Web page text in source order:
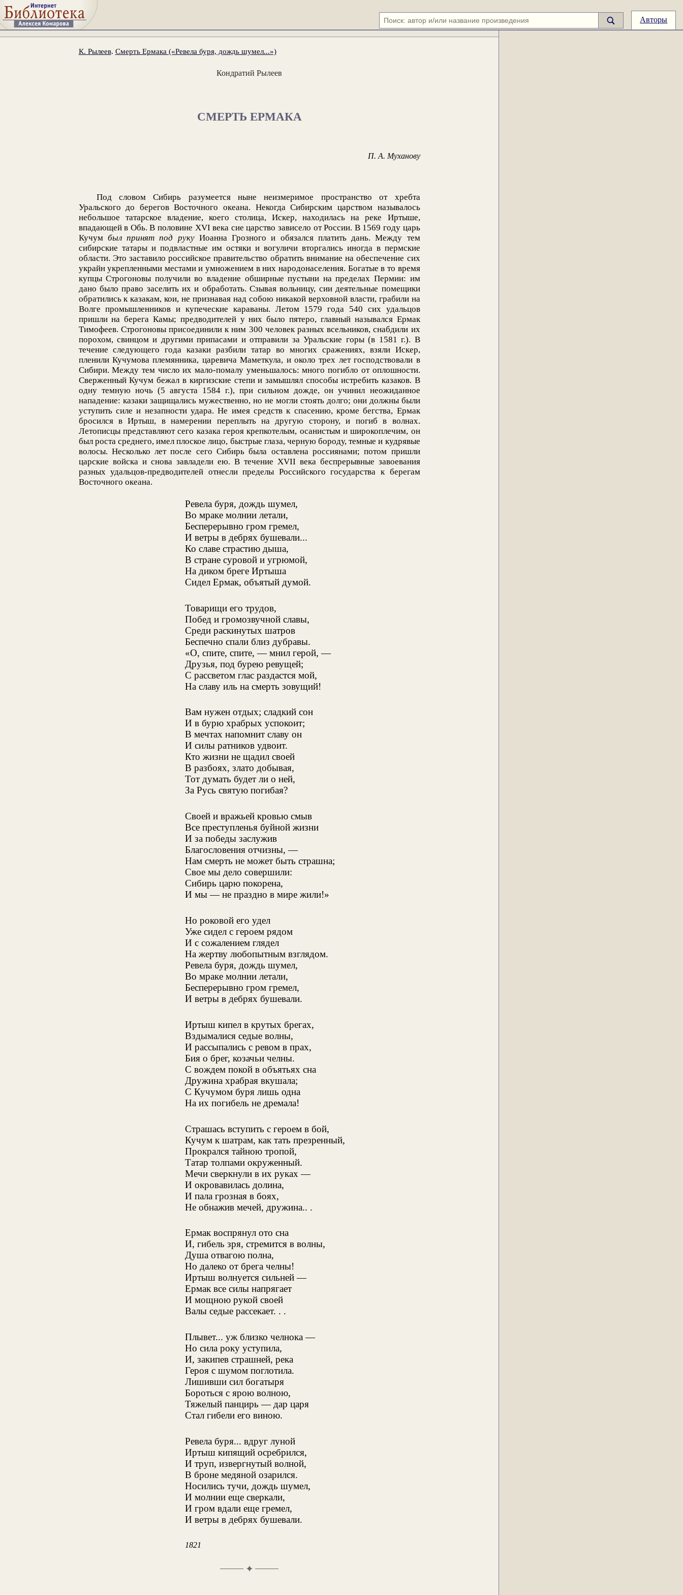
Авторы
К. Рылеев. Смерть Ермака («Ревела буря, дождь шумел...»)
Кондратий Рылеев
СМЕРТЬ ЕРМАКА
П. А. Муханову
Под словом Сибирь разумеется ныне неизмеримое пространство от хребта
Уральского до берегов Восточного океана. Некогда Сибирским царством называлось
небольшое татарское владение, коего столица, Искер, находилась на реке Иртыше,
впадающей в Обь. В половине XVI века сие царство зависело от России. В 1569 году царь
Кучум был принят под рукуИоанна Грозного и обязался платить дань. Между тем
сибирские татары и подвластные им остяки и вогуличи вторгались иногда в пермские
области. Это заставило российское правительство обратить внимание на обеспечение сих
украйн укрепленными местами и умножением в них народонаселения. Богатые в то время
купцы Строгоновы получили во владение обширные пустыни на пределах Пермии: им
дано было право заселить их и обработать. Сзывая вольницу, сии деятельные помещики
обратились к казакам, кои, не признавая над собою никакой верховной власти, грабили на
Волге промышленников и купеческие караваны. Летом 1579 года 540 сих удальцов
пришли на берега Камы; предводителей у них было пятеро, главный назывался Ермак
Тимофеев. Строгоновы присоединили к ним 300 человек разных всельников, снабдили их
порохом, свинцом и другими припасами и отправили за Уральские горы (в 1581 г.). В
течение следующего года казаки разбили татар во многих сражениях, взяли Искер,
пленили Кучумова племянника, царевича Маметкула, и около трех лет господствовали в
Сибири. Между тем число их мало-помалу уменьшалось: много погибло от оплошности.
Сверженный Кучум бежал в киргизские степи и замышлял способы истребить казаков. В
одну темную ночь (5 августа 1584 г.), при сильном дожде, он учинил неожиданное
нападение: казаки защищались мужественно, но не могли стоять долго; они должны были
уступить силе и незапности удара. Не имея средств к спасению, кроме бегства, Ермак
бросился в Иртыш, в намерении переплыть на другую сторону, и погиб в волнах.
Летописцы представляют сего казака героя крепкотелым, осанистым и широкоплечим, он
был роста среднего, имел плоское лицо, быстрые глаза, черную бороду, темные и кудрявые
волосы. Несколько лет после сего Сибирь была оставлена россиянами; потом пришли
царские войска и снова завладели ею. В течение XVII века беспрерывные завоевания
разных удальцов-предводителей отнесли пределы Российского государства к берегам
Восточного океана.
Ревела буря, дождь шумел,
Во мраке молнии летали,
Бесперерывно гром гремел,
И ветры в дебрях бушевали...
Ко славе страстию дыша,
В стране суровой и угрюмой,
На диком бреге Иртыша
Сидел Ермак, объятый думой.
Товарищи его трудов,
Побед и громозвучной славы,
Среди раскинутых шатров
Беспечно спали близ дубравы.
«О, спите, спите, — мнил герой, —
Друзья, под бурею ревущей;
С рассветом глас раздастся мой,
На славу иль на смерть зовущий!
Вам нужен отдых; сладкий сон
И в бурю храбрых успокоит;
В мечтах напомнит славу он
И силы ратников удвоит.
Кто жизни не щадил своей
В разбоях, злато добывая,
Тот думать будет ли о ней,
За Русь святую погибая?
Своей и вражьей кровью смыв
Все преступленья буйной жизни
И за победы заслужив
Благословения отчизны, —
Нам смерть не может быть страшна;
Свое мы дело совершили:
Сибирь царю покорена,
И мы — не праздно в мире жили!»
Но роковой его удел
Уже сидел с героем рядом
И с сожалением глядел
На жертву любопытным взглядом.
Ревела буря, дождь шумел,
Во мраке молнии летали,
Бесперерывно гром гремел,
И ветры в дебрях бушевали.
Иртыш кипел в крутых брегах,
Вздымалися седые волны,
И рассыпались с ревом в прах,
Бия о брег, козачьи челны.
С вождем покой в объятьях сна
Дружина храбрая вкушала;
С Кучумом буря лишь одна
На их погибель не дремала!
Страшась вступить с героем в бой,
Кучум к шатрам, как тать презренный,
Прокрался тайною тропой,
Татар толпами окруженный.
Мечи сверкнули в их руках —
И окровавилась долина,
И пала грозная в боях,
Не обнажив мечей, дружина.. .
Ермак воспрянул ото сна
И, гибель зря, стремится в волны,
Душа отвагою полна,
Но далеко от брега челны!
Иртыш волнуется сильней —
Ермак все силы напрягает
И мощною рукой своей
Валы седые рассекает. . .
Плывет... уж близко челнока —
Но сила року уступила,
И, закипев страшней, река
Героя с шумом поглотила.
Лишивши сил богатыря
Бороться с ярою волною,
Тяжелый панцирь — дар царя
Стал гибели его виною.
Ревела буря... вдруг луной
Иртыш кипящий осребрился,
И труп, извергнутый волной,
В броне медяной озарился.
Носились тучи, дождь шумел,
И молнии еще сверкали,
И гром вдали еще гремел,
И ветры в дебрях бушевали.
1821
✦